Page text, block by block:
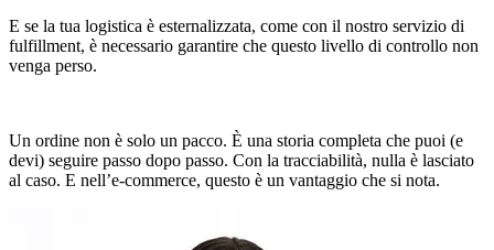
E se la tua logistica è esternalizzata, come con il nostro servizio di
fulfillment, è necessario garantire che questo livello di controllo non
venga perso.
Un ordine non è solo un pacco. È una storia completa che puoi (e
devi) seguire passo dopo passo. Con la tracciabilità, nulla è lasciato
al caso. E nell’e-commerce, questo è un vantaggio che si nota.